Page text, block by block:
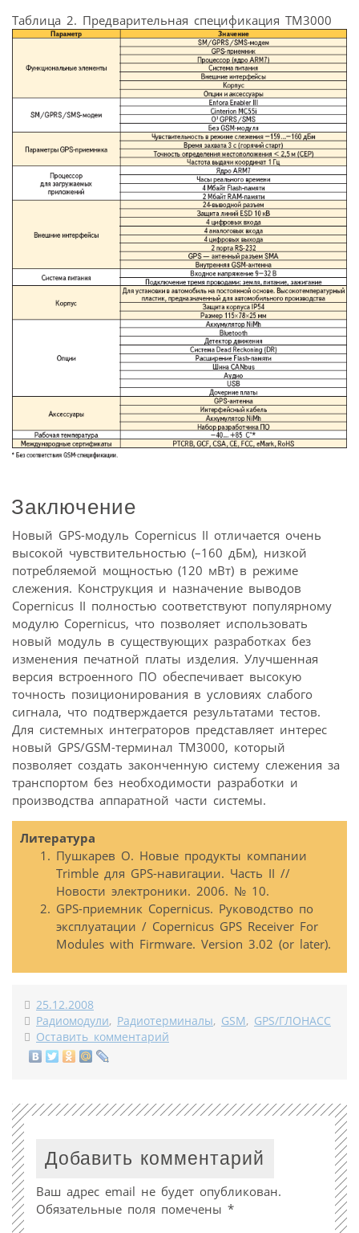
Таблица 2. Предварительная спецификация TM3000
Заключение
Новый GPS-модуль Copernicus II отличается очень
высокой чувствительностью (–160 дБм), низкой
потребляемой мощностью (120 мВт) в режиме
слежения. Конструкция и назначение выводов
Copernicus II полностью соответствуют популярному
модулю Copernicus, что позволяет использовать
новый модуль в существующих разработках без
изменения печатной платы изделия. Улучшенная
версия встроенного ПО обеспечивает высокую
точность позиционирования в условиях слабого
сигнала, что подтверждается результатами тестов.
Для системных интеграторов представляет интерес
новый GPS/GSM-терминал TM3000, который
позволяет создать законченную систему слежения за
транспортом без необходимости разработки и
производства аппаратной части системы.
Литература
Пушкарев О. Новые продукты компании
Trimble для GPS-навигации. Часть II //
Новости электроники. 2006. № 10.
GPS-приемник Copernicus. Руководство по
эксплуатации / Copernicus GPS Receiver For
Modules with Firmware. Version 3.02 (or later).
25.12.2008
Радиомодули, Радиотерминалы, GSM, GPS/ГЛОНАСС
Оставить комментарий
Добавить комментарий
Ваш адрес email не будет опубликован.
Обязательные поля помечены *